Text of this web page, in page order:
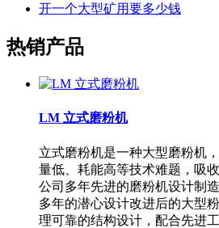
开一个大型矿用要多少钱
热销产品
LM 立式磨粉机
立式磨粉机是一种大型磨粉机
量低、耗能高等技术难题，吸
公司多年先进的磨粉机设计制
多年的潜心设计改进后的大型
理可靠的结构设计，配合先进